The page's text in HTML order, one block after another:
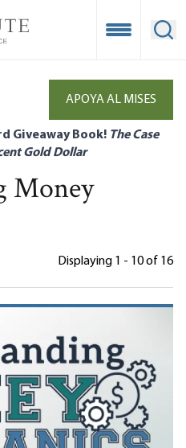
Open
APOYA AL MISES
Giveaway Book! The Case
Gold Dollar
Money
Displaying 1 - 10 of 16